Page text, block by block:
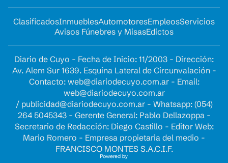
ClasificadosInmueblesAutomotoresEmpleosServicios
Avisos Fúnebres y MisasEdictos
Diario de Cuyo - Fecha de Inicio: 11/2003 - Dirección:
Av. Alem Sur 1639. Esquina Lateral de Circunvalación -
Contacto: web@diariodecuyo.com.ar- Email:
web@diariodecuyo.com.ar
/ publicidad@diariodecuyo.com.ar- Whatsapp: (054)
264 5045343 - Gerente General: Pablo Dellazoppa -
Secretario de Redacción: Diego Castillo - Editor Web:
Mario Romero - Empresa propietaria del medio -
FRANCISCO MONTES S.A.C.I.F.